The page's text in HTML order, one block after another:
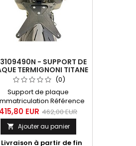
- SUPPORT DE
TERMIGNONI TITANE
NOIR POUR DUCATI
PANIGALE V4 /
STREETFIGHTER V4 2025
(0)
Support de plaque
Référence
D23109490N Marque
Compatible avec
Panigale V4 (2025) /
Panigale V4 S (2025) /
415,80 EUR 462,00 EUR
 Ajouter au panier
Livraison à partir de fin